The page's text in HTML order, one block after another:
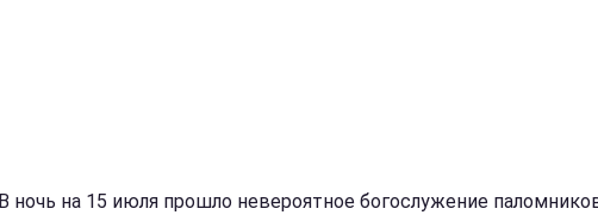
В ночь на 15 июля прошло невероятное богослужение